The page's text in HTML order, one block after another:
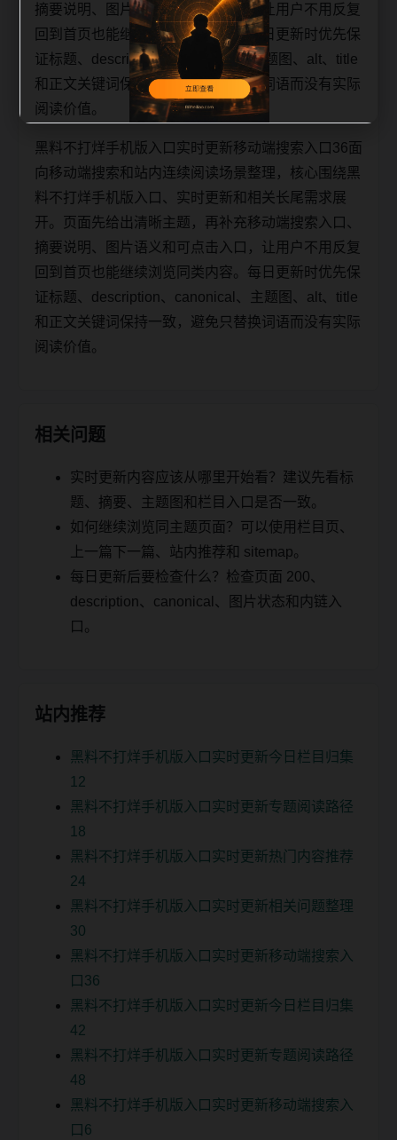
摘要说明、图片语义和可点击入口，让用户不用反复
回到首页也能继续浏览同类内容。每日更新时优先保
证标题、description、canonical、主题图、alt、title
和正文关键词保持一致，避免只替换词语而没有实际
阅读价值。
黑料不打烊手机版入口实时更新移动端搜索入口36面
向移动端搜索和站内连续阅读场景整理，核心围绕黑
料不打烊手机版入口、实时更新和相关长尾需求展
开。页面先给出清晰主题，再补充移动端搜索入口、
摘要说明、图片语义和可点击入口，让用户不用反复
回到首页也能继续浏览同类内容。每日更新时优先保
证标题、description、canonical、主题图、alt、title
和正文关键词保持一致，避免只替换词语而没有实际
阅读价值。
相关问题
实时更新内容应该从哪里开始看？建议先看标
题、摘要、主题图和栏目入口是否一致。
如何继续浏览同主题页面？可以使用栏目页、
上一篇下一篇、站内推荐和 sitemap。
每日更新后要检查什么？检查页面 200、
description、canonical、图片状态和内链入
口。
站内推荐
黑料不打烊手机版入口实时更新今日栏目归集
12
黑料不打烊手机版入口实时更新专题阅读路径
18
黑料不打烊手机版入口实时更新热门内容推荐
24
黑料不打烊手机版入口实时更新相关问题整理
30
黑料不打烊手机版入口实时更新移动端搜索入
口36
黑料不打烊手机版入口实时更新今日栏目归集
42
黑料不打烊手机版入口实时更新专题阅读路径
48
黑料不打烊手机版入口实时更新移动端搜索入
口6